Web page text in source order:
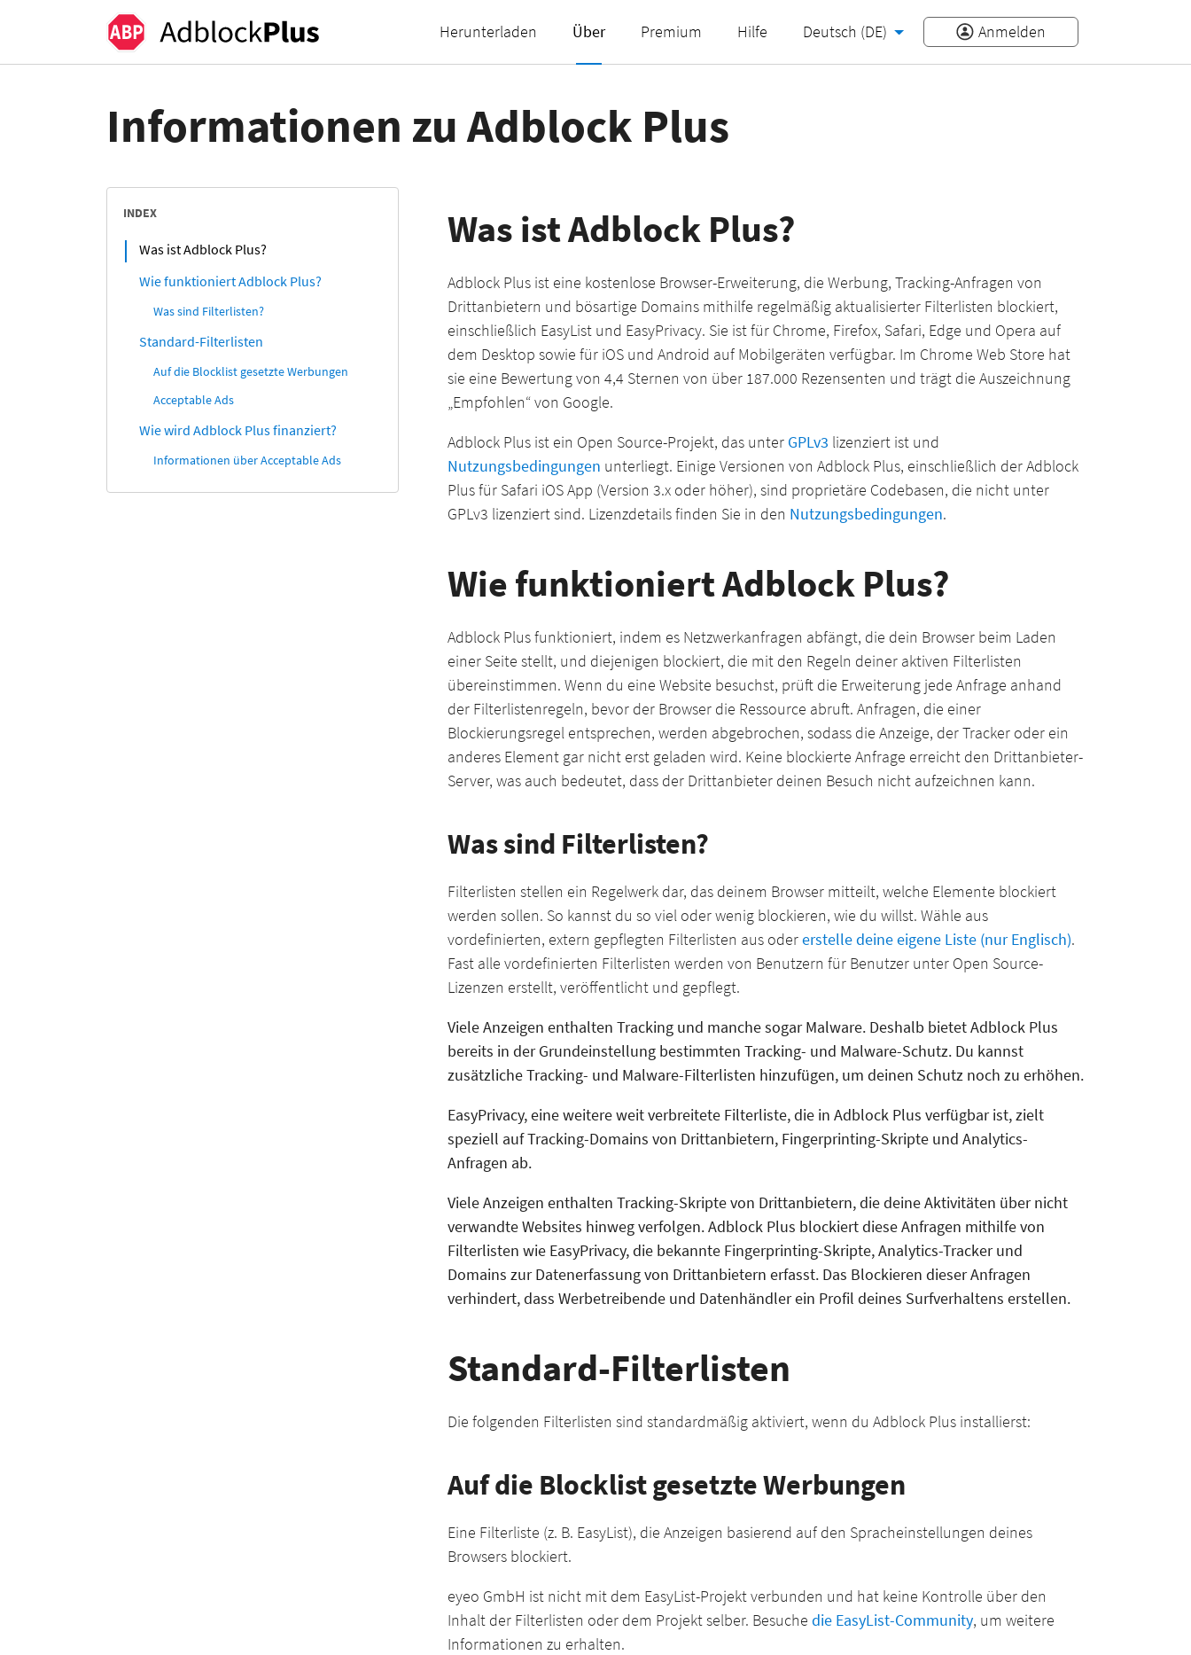
Herunterladen Über Premium Hilfe Deutsch (DE) Anmelden
Informationen zu Adblock Plus
INDEX
Was ist Adblock Plus?
Wie funktioniert Adblock Plus?
Was sind Filterlisten?
Standard-Filterlisten
Auf die Blocklist gesetzte Werbungen
Acceptable Ads
Wie wird Adblock Plus finanziert?
Informationen über Acceptable Ads
Was ist Adblock Plus?
Adblock Plus ist eine kostenlose Browser-Erweiterung, die Werbung, Tracking-Anfragen von
Drittanbietern und bösartige Domains mithilfe regelmäßig aktualisierter Filterlisten blockiert,
einschließlich EasyList und EasyPrivacy. Sie ist für Chrome, Firefox, Safari, Edge und Opera auf
dem Desktop sowie für iOS und Android auf Mobilgeräten verfügbar. Im Chrome Web Store hat
sie eine Bewertung von 4,4 Sternen von über 187.000 Rezensenten und trägt die Auszeichnung
„Empfohlen“ von Google.
Adblock Plus ist ein Open Source-Projekt, das unter GPLv3 lizenziert ist und
Nutzungsbedingungen unterliegt. Einige Versionen von Adblock Plus, einschließlich der Adblock
Plus für Safari iOS App (Version 3.x oder höher), sind proprietäre Codebasen, die nicht unter
GPLv3 lizenziert sind. Lizenzdetails finden Sie in den Nutzungsbedingungen.
Wie funktioniert Adblock Plus?
Adblock Plus funktioniert, indem es Netzwerkanfragen abfängt, die dein Browser beim Laden
einer Seite stellt, und diejenigen blockiert, die mit den Regeln deiner aktiven Filterlisten
übereinstimmen. Wenn du eine Website besuchst, prüft die Erweiterung jede Anfrage anhand
der Filterlistenregeln, bevor der Browser die Ressource abruft. Anfragen, die einer
Blockierungsregel entsprechen, werden abgebrochen, sodass die Anzeige, der Tracker oder ein
anderes Element gar nicht erst geladen wird. Keine blockierte Anfrage erreicht den Drittanbieter-
Server, was auch bedeutet, dass der Drittanbieter deinen Besuch nicht aufzeichnen kann.
Was sind Filterlisten?
Filterlisten stellen ein Regelwerk dar, das deinem Browser mitteilt, welche Elemente blockiert
werden sollen. So kannst du so viel oder wenig blockieren, wie du willst. Wähle aus
vordefinierten, extern gepflegten Filterlisten aus odererstelle deine eigene Liste (nur Englisch).
Fast alle vordefinierten Filterlisten werden von Benutzernfür Benutzer unter Open Source-
Lizenzen erstellt, veröffentlicht und gepflegt.
Viele Anzeigen enthalten Tracking und manche sogar Malware. Deshalb bietet Adblock Plus
bereits in der Grundeinstellung bestimmten Tracking- und Malware-Schutz. Du kannst
zusätzliche Tracking- und Malware-Filterlisten hinzufügen, um deinen Schutz noch zu erhöhen.
EasyPrivacy, eine weitere weit verbreitete Filterliste, die in Adblock Plus verfügbar ist, zielt
speziell auf Tracking-Domains von Drittanbietern, Fingerprinting-Skripte und Analytics-
Anfragen ab.
Viele Anzeigen enthalten Tracking-Skripte von Drittanbietern, die deine Aktivitäten über nicht
verwandte Websites hinweg verfolgen. Adblock Plus blockiert diese Anfragen mithilfe von
Filterlisten wie EasyPrivacy, die bekannte Fingerprinting-Skripte, Analytics-Tracker und
Domains zur Datenerfassung von Drittanbietern erfasst. Das Blockieren dieser Anfragen
verhindert, dass Werbetreibende und Datenhändler ein Profil deines Surfverhaltens erstellen.
Standard-Filterlisten
Die folgenden Filterlisten sind standardmäßig aktiviert, wenn du Adblock Plus installierst:
Auf die Blocklist gesetzte Werbungen
Eine Filterliste (z. B. EasyList), die Anzeigen basierend auf den Spracheinstellungen deines
Browsers blockiert.
eyeo GmbH ist nicht mit dem EasyList-Projekt verbunden und hat keine Kontrolle über den
Inhalt der Filterlisten oder dem Projekt selber. Besuchedie EasyList-Community, um weitere
Informationen zu erhalten.